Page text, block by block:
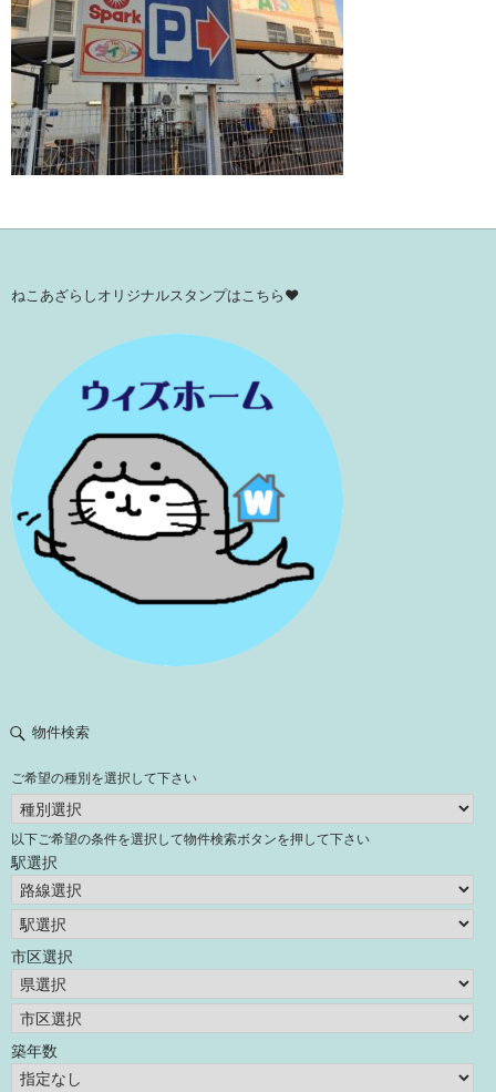
ねこあざらしオリジナルスタンプはこちら♥
物件検索
ご希望の種別を選択して下さい
以下ご希望の条件を選択して物件検索ボタンを押して下さい
駅選択
市区選択
築年数